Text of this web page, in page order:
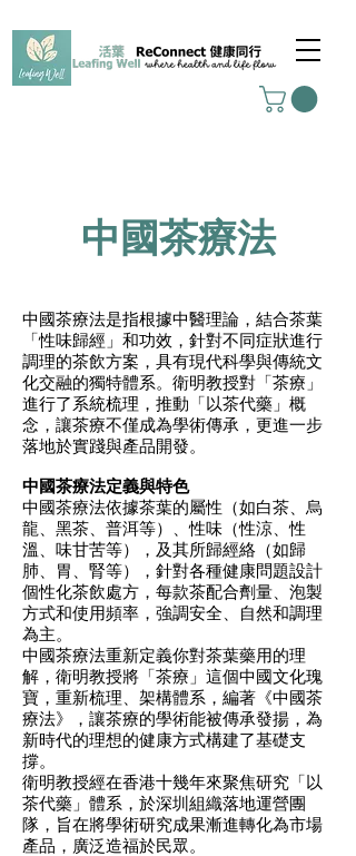
​中國茶療法
中國茶療法是指根據中醫理論，結合茶葉
「性味歸經」和功效，針對不同症狀進行
調理的茶飲方案，具有現代科學與傳統文
化交融的獨特體系。衛明教授對「茶療」
進行了系統梳理，推動「以茶代藥」概
念，讓茶療不僅成為學術傳承，更進一步
落地於實踐與產品開發。
中國茶療法定義與特色
中國茶療法依據茶葉的屬性（如白茶、烏
龍、黑茶、普洱等）、性味（性涼、性
溫、味甘苦等），及其所歸經絡（如歸
肺、胃、腎等），針對各種健康問題設計
個性化茶飲處方，每款茶配合劑量、泡製
方式和使用頻率，強調安全、自然和調理
為主。
中國茶療法重新定義你對茶葉藥用的理
解，衛明教授將「茶療」這個中國文化瑰
寶，重新梳理、架構體系，編著《中國茶
療法》，讓茶療的學術能被傳承發揚，為
新時代的理想的健康方式構建了基礎支
撐。
衛明教授經在香港十幾年來聚焦研究「以
茶代藥」體系，於深圳組織落地運營團
隊，旨在將學術研究成果漸進轉化為市場
產品，廣泛造福於民眾。